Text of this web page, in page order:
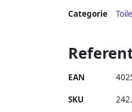
Categorie
EAN
SKU